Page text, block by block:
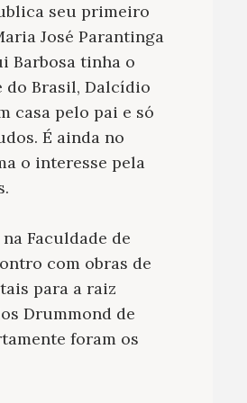
seu primeiro
José Parantinga
Barbosa tinha o
Brasil, Dalcídio
casa pelo pai e só
É ainda no
o interesse pela
Faculdade de
com obras de
para a raiz
Drummond de
foram os